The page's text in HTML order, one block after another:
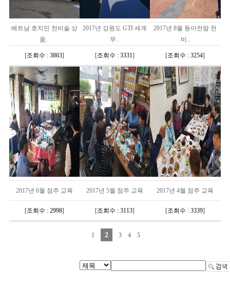
베트남 호치민 천비솔 상
품..
[조회수 : 3863]
2017년 강원도 GTI 세계
무..
[조회수 : 3331]
2017년 8월 동아전람 천
비..
[조회수 : 3254]
2017년 6월 점주 교육
[조회수 : 2998]
2017년 5월 점주 교육
[조회수 : 3113]
2017년 4월 점주 교육
[조회수 : 3339]
1 2 3 4 5